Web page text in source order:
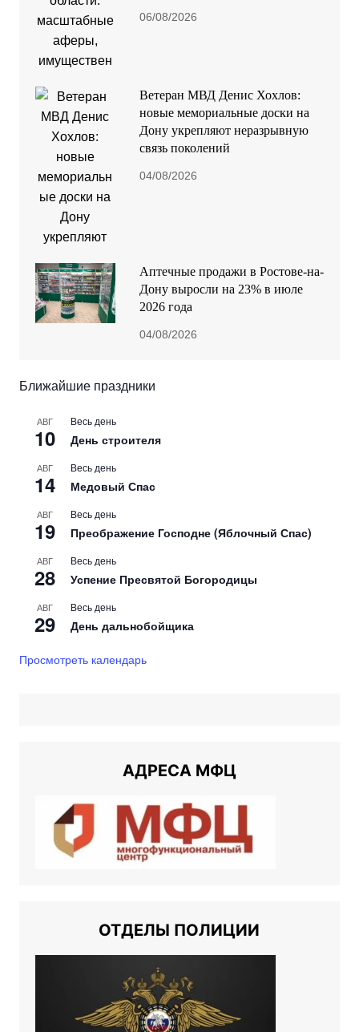
06/08/2026
Ветеран МВД Денис Хохлов:
новые мемориальные доски на
Дону укрепляют неразрывную
связь поколений
04/08/2026
Аптечные продажи в Ростове-на-
Дону выросли на 23% в июле
2026 года
04/08/2026
Ближайшие праздники
АВГ
10
Весь день
День строителя
АВГ
14
Весь день
Медовый Спас
АВГ
19
Весь день
Преображение Господне (Яблочный Спас)
АВГ
28
Весь день
Успение Пресвятой Богородицы
АВГ
29
Весь день
День дальнобойщика
Просмотреть календарь
АДРЕСА МФЦ
ОТДЕЛЫ ПОЛИЦИИ